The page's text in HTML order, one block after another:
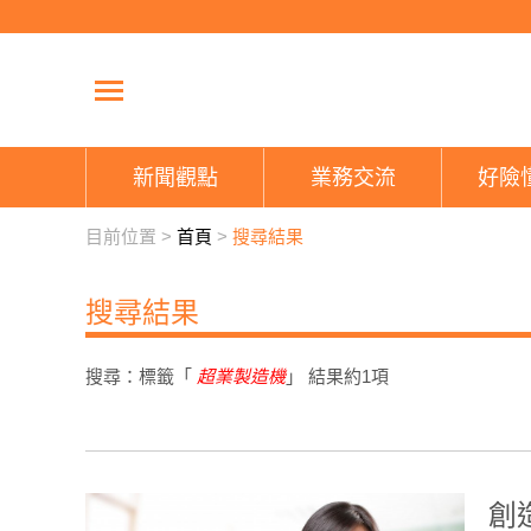
新聞觀點 業務交流 好險
目前位置 > 首頁 > 搜尋結果
搜尋結果
搜尋：標籤「 超業製造機」 結果約1項
創